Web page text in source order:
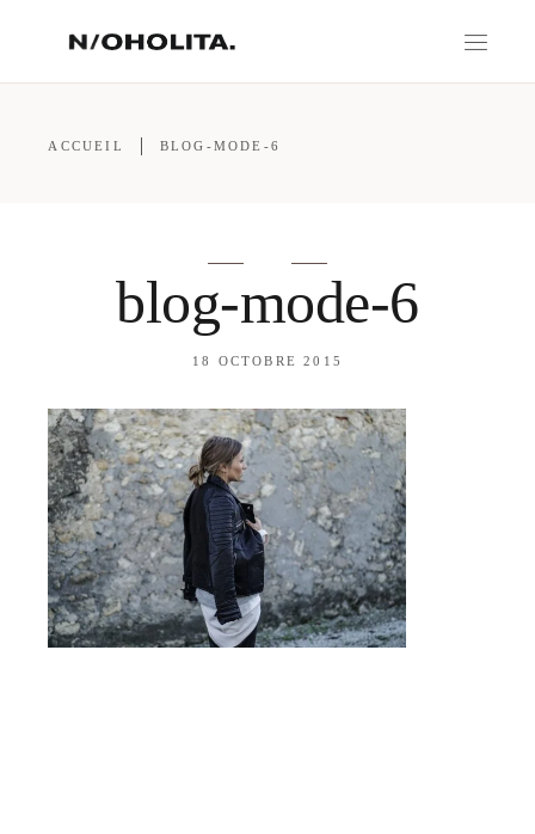
ACCUEIL BLOG-MODE-6
blog-mode-6
18 OCTOBRE 2015